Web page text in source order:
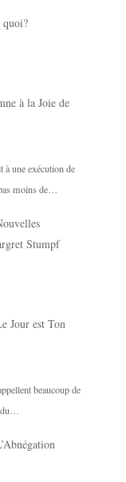
quoi?
à la Joie de
à une exécution de
moins de…
Stumpf
Jour est Ton
beaucoup de
du…